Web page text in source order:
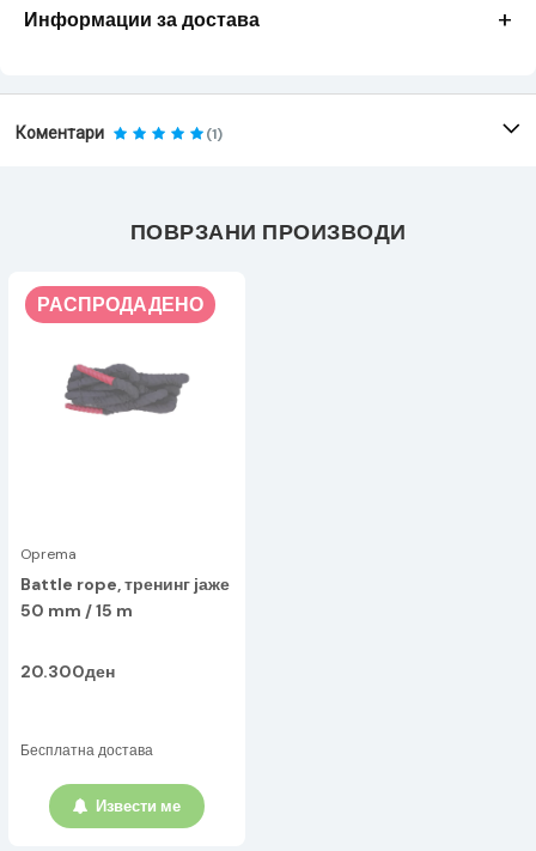
Информации за достава +
Коментари (1)
ПОВРЗАНИ ПРОИЗВОДИ
РАСПРОДАДЕНО
Oprema
Battle rope, тренинг јаже
50 mm / 15 m
20.300ден
Бесплатна достава
Извести ме